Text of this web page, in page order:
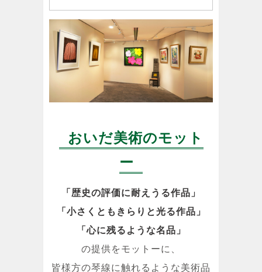
おいだ美術のモット
ー
「歴史の評価に耐えうる作品」
「小さくともきらりと光る作品」
「心に残るような名品」
の提供をモットーに、
皆様方の琴線に触れるような美術品